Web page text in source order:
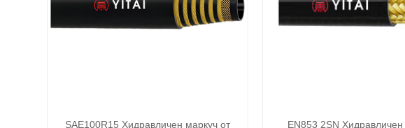
SAE100R15 Хидравличен маркуч от
EN853 2SN Хидравличен